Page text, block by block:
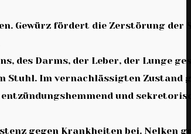
Gewürz fördert die Zerstörung der
des Darms, der Leber, der Lunge
Stuhl. Im vernachlässigten Zustand
und
gegen Krankheiten bei. Nelken